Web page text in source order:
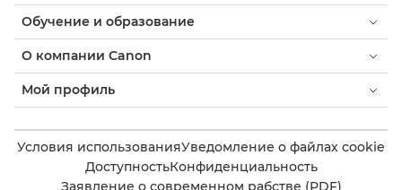
Обучение и образование
О компании Canon
Мой профиль
Условия использованияУведомление о файлах cookie
ДоступностьКонфиденциальность
Заявление о современном рабстве (PDF)